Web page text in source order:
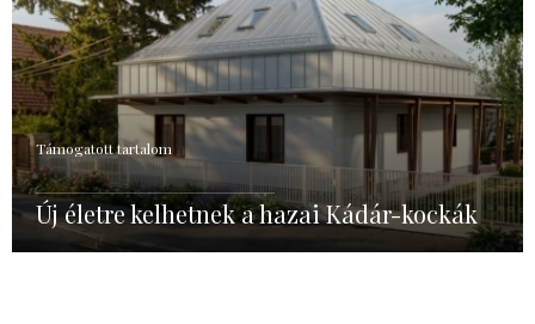
Támogatott tartalom
Új életre kelhetnek a hazai Kádár-kockák